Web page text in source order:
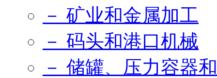
－ 矿业和金属加工
－ 码头和港口机械
－ 储罐、压力容器